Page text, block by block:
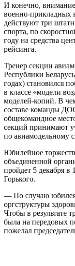
И конечно, внимание
военно-прикладных
действуют три
спорта, по
году на средства
рейсинга.
Тренер секции
Республики
годах) становился
в классе «модели
моделей-копий. В
составе команды
общекомандное
секций принимают
по авиамодельному
Юбилейное
объединенной
пройдет 5 декабря
Горького.
— По случаю
оргструктуры
Чтобы в результате
была на передовых
пожелал